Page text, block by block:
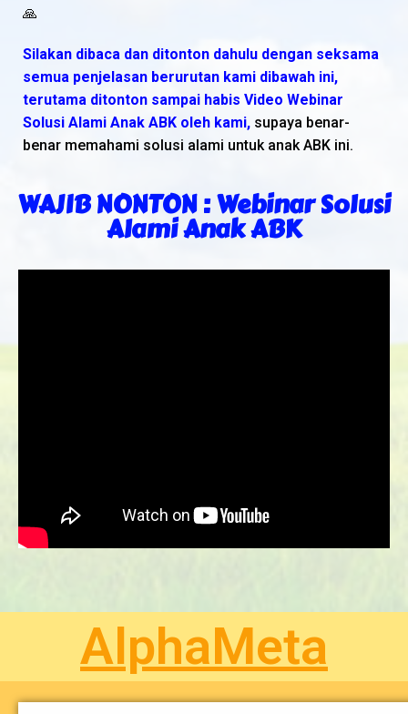
🙏
Silakan dibaca dan ditonton dahulu dengan seksama
semua penjelasan berurutan kami dibawah ini,
terutama ditonton sampai habis Video Webinar
Solusi Alami Anak ABK oleh kami, supaya benar-
benar memahami solusi alami untuk anak ABK ini.
WAJIB NONTON : Webinar Solusi
Alami Anak ABK
AlphaMeta